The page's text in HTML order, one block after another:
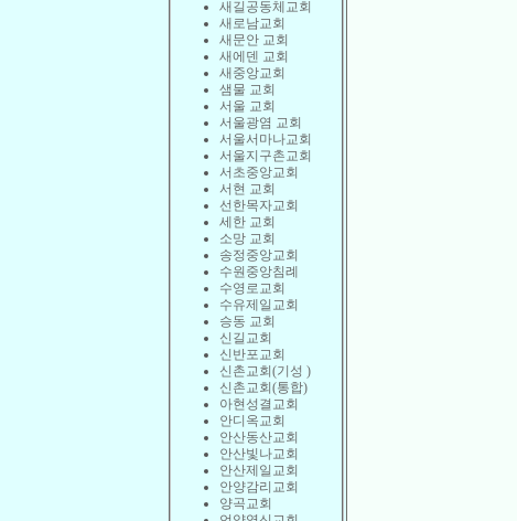
새길공동체교회
새로남교회
새문안 교회
새에덴 교회
새중앙교회
샘물 교회
서울 교회
서울광염 교회
서울서마나교회
서울지구촌교회
서초중앙교회
서현 교회
선한목자교회
세한 교회
소망 교회
송정중앙교회
수원중앙침례
수영로교회
수유제일교회
승동 교회
신길교회
신반포교회
신촌교회(기성 )
신촌교회(통합)
아현성결교회
안디옥교회
안산동산교회
안산빛나교회
안산제일교회
안양감리교회
양곡교회